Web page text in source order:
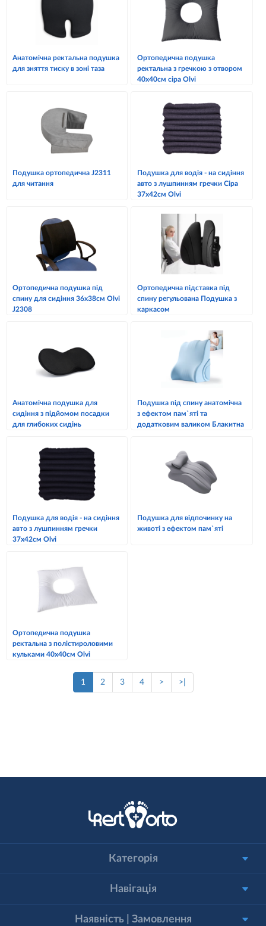
Анатомічна ректальна подушка
для зняття тиску в зоні таза
Ортопедична подушка
ректальна з гречкою з отвором
40х40см сіра Olvi
Подушка ортопедична J2311
для читання
Подушка для водія - на сидіння
авто з лушпинням гречки Сіра
37х42см Olvi
Ортопедична подушка під
спину для сидіння 36х38см Olvi
J2308
Ортопедична підставка під
спину регульована Подушка з
каркасом
Анатомічна подушка для
сидіння з підйомом посадки
для глибоких сидінь
Подушка під спину анатомічна
з ефектом пам`яті та
додатковим валиком Блакитна
Подушка для водія - на сидіння
авто з лушпинням гречки
37х42см Olvi
Подушка для відпочинку на
животі з ефектом пам`яті
Ортопедична подушка
ректальна з полістироловими
кульками 40х40см Olvi
1 2 3 4 > >|
Категорія
Навігація
Наявність | Замовлення